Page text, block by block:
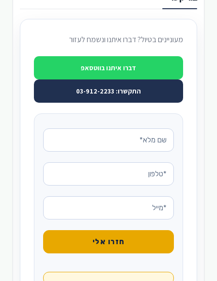
מעוניינים בטיול? דברו איתנו ונשמח לעזור
דברו איתנו בווטסאפ
התקשרו: 03-912-2233